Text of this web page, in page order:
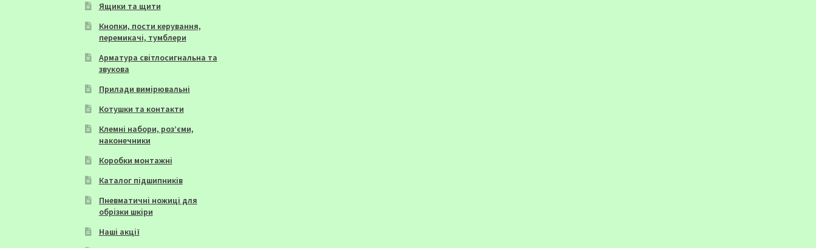
Ящики та щити
Кнопки, пости керування,
перемикачі, тумблери
Арматура світлосигнальна та
звукова
Прилади вимірювальні
Котушки та контакти
Клемні набори, роз’єми,
наконечники
Коробки монтажні
Каталог підшипників
Пневматичні ножиці для
обрізки шкіри
Наші акції